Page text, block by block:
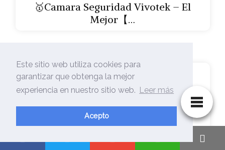
🥇Camara Seguridad Vivotek – El
Mejor【…
Este sitio web utiliza cookies para
garantizar que obtenga la mejor
experiencia en nuestro sitio web. Leer más
Acepto